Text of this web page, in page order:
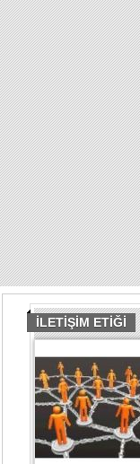
İLETİŞİM ETİĞİ